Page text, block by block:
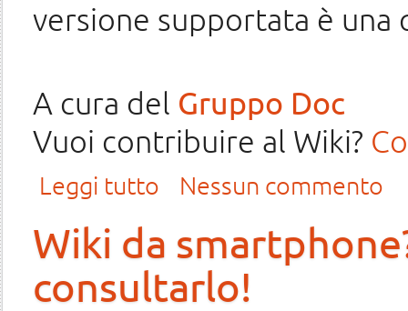
versione supportata è
A cura del Gruppo Doc
Vuoi contribuire al Wiki?
Leggi tutto Nessun commento
Wiki da
consultarlo!